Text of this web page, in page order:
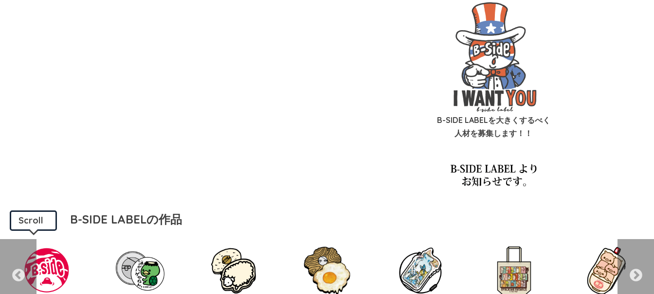
B-SIDE LABELを大きくするべく
人材を募集します！！
Scroll B-SIDE LABELの作品